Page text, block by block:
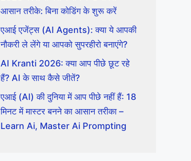
आसान तरीके: बिना कोडिंग के शुरू करें
एआई एजेंट्स (AI Agents): क्या ये आपकी
नौकरी ले लेंगे या आपको सुपरहीरो बनाएंगे?
AI Kranti 2026: क्या आप पीछे छूट रहे
हैं? AI के साथ कैसे जीतें?
एआई (AI) की दुनिया में आप पीछे नहीं हैं: 18
मिनट में मास्टर बनने का आसान तरीका –
Learn Ai, Master Ai Prompting